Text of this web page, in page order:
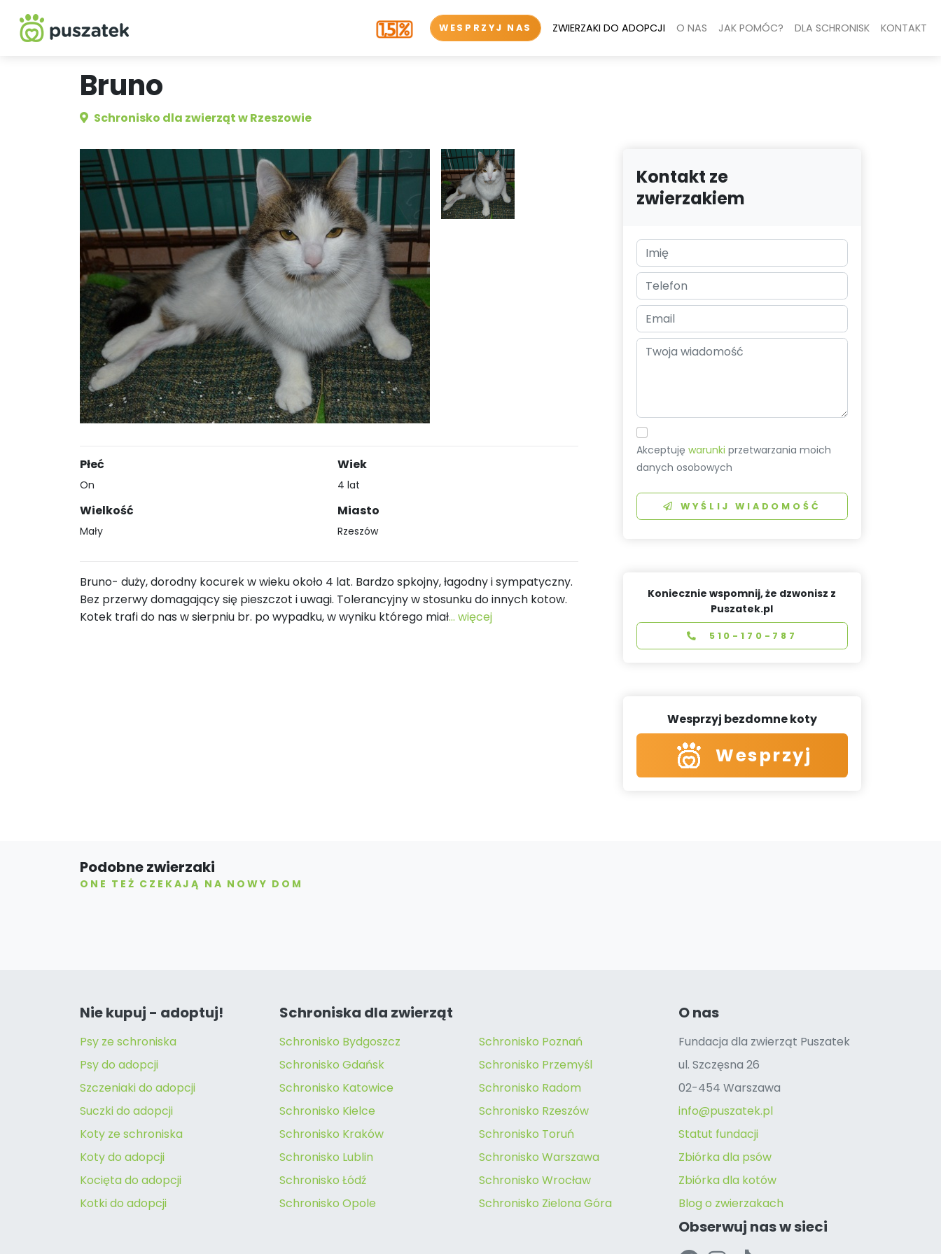
WESPRZYJ NAS ZWIERZAKI DO ADOPCJI O NAS JAK POMÓC? DLA SCHRONISK KONTAKT
Bruno
Schronisko dla zwierząt w Rzeszowie
Płeć
On
Wielkość
Mały
Wiek
4 lat
Miasto
Rzeszów
Bruno- duży, dorodny kocurek w wieku około 4 lat. Bardzo spkojny, łagodny i sympatyczny.
Bez przerwy domagający się pieszczot i uwagi. Tolerancyjny w stosunku do innych kotow.
Kotek trafi do nas w sierpniu br. po wypadku, w wyniku którego miał... więcej
Kontakt ze
zwierzakiem
Akceptujęwarunki przetwarzania moich
danych osobowych
WYŚLIJ WIADOMOŚĆ
Koniecznie wspomnij, że dzwonisz z
Puszatek.pl
510-170-787
Wesprzyj bezdomne koty
Wesprzyj
Podobne zwierzaki
ONE TEŻ CZEKAJĄ NA NOWY DOM
Nie kupuj - adoptuj!
Psy ze schroniska
Psy do adopcji
Szczeniaki do adopcji
Suczki do adopcji
Koty ze schroniska
Koty do adopcji
Kocięta do adopcji
Kotki do adopcji
Schroniska dla zwierząt
Schronisko Bydgoszcz
Schronisko Gdańsk
Schronisko Katowice
Schronisko Kielce
Schronisko Kraków
Schronisko Lublin
Schronisko Łódź
Schronisko Opole
Schronisko Poznań
Schronisko Przemyśl
Schronisko Radom
Schronisko Rzeszów
Schronisko Toruń
Schronisko Warszawa
Schronisko Wrocław
Schronisko Zielona Góra
O nas
Fundacja dla zwierząt Puszatek
ul. Szczęsna 26
02-454 Warszawa
info@puszatek.pl
Statut fundacji
Zbiórka dla psów
Zbiórka dla kotów
Blog o zwierzakach
Obserwuj nas w sieci